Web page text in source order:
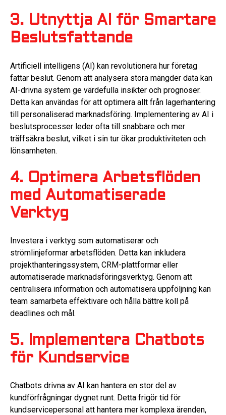
3. Utnyttja AI för Smartare
Beslutsfattande
Artificiell intelligens (AI) kan revolutionera hur företag
fattar beslut. Genom att analysera stora mängder data kan
AI-drivna system ge värdefulla insikter och prognoser.
Detta kan användas för att optimera allt från lagerhantering
till personaliserad marknadsföring. Implementering av AI i
beslutsprocesser leder ofta till snabbare och mer
träffsäkra beslut, vilket i sin tur ökar produktiviteten och
lönsamheten.
4. Optimera Arbetsflöden
med Automatiserade
Verktyg
Investera i verktyg som automatiserar och
strömlinjeformar arbetsflöden. Detta kan inkludera
projekthanteringssystem, CRM-plattformar eller
automatiserade marknadsföringsverktyg. Genom att
centralisera information och automatisera uppföljning kan
team samarbeta effektivare och hålla bättre koll på
deadlines och mål.
5. Implementera Chatbots
för Kundservice
Chatbots drivna av AI kan hantera en stor del av
kundförfrågningar dygnet runt. Detta frigör tid för
kundservicepersonal att hantera mer komplexa ärenden,